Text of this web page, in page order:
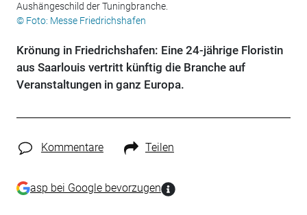
Aushängeschild der Tuningbranche.
© Foto: Messe Friedrichshafen
Krönung in Friedrichshafen: Eine 24-jährige Floristin
aus Saarlouis vertritt künftig die Branche auf
Veranstaltungen in ganz Europa.
Kommentare Teilen
asp bei Google bevorzugen